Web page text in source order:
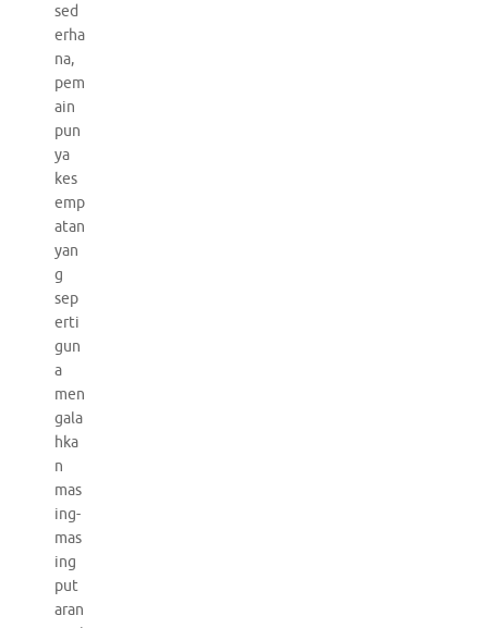
sed
erha
na,
pem
ain
pun
ya
kes
emp
atan
yan
g
sep
erti
gun
a
men
gala
hka
n
mas
ing-
mas
ing
put
aran